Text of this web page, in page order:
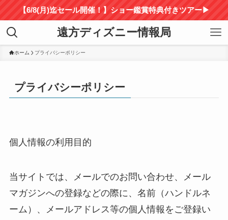
【6/8(月)迄セール開催！】ショー鑑賞特典付きツアー▶
遠方ディズニー情報局
ホーム プライバシーポリシー
プライバシーポリシー
個人情報の利用目的
当サイトでは、メールでのお問い合わせ、メール
マガジンへの登録などの際に、名前（ハンドルネ
ーム）、メールアドレス等の個人情報をご登録い